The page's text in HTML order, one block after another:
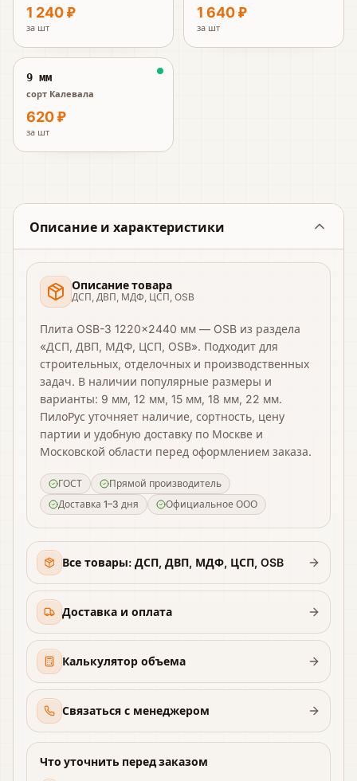
1 240 ₽
за шт
1 640 ₽
за шт
9 мм
сорт Калевала
620 ₽
за шт
Описание и характеристики
Описание товара
ДСП, ДВП, МДФ, ЦСП, OSB
Плита OSB-3 1220×2440 мм — OSB из раздела
«ДСП, ДВП, МДФ, ЦСП, OSB». Подходит для
строительных, отделочных и производственных
задач. В наличии популярные размеры и
варианты: 9 мм, 12 мм, 15 мм, 18 мм, 22 мм.
ПилоРус уточняет наличие, сортность, цену
партии и удобную доставку по Москве и
Московской области перед оформлением заказа.
ГОСТ
Прямой производитель
Доставка 1–3 дня
Официальное ООО
Все товары: ДСП, ДВП, МДФ, ЦСП, OSB
Доставка и оплата
Калькулятор объема
Связаться с менеджером
Что уточнить перед заказом